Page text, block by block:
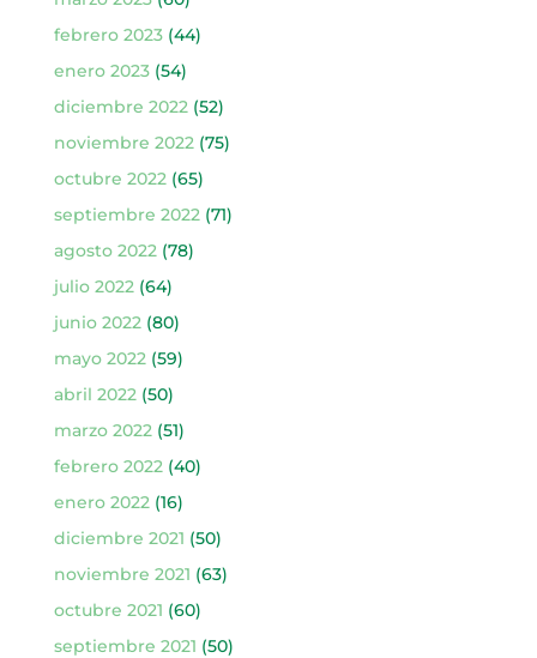
febrero 2023(44)
enero 2023(54)
diciembre 2022(52)
noviembre 2022(75)
octubre 2022(65)
septiembre 2022(71)
agosto 2022(78)
julio 2022(64)
junio 2022(80)
mayo 2022(59)
abril 2022(50)
marzo 2022(51)
febrero 2022(40)
enero 2022(16)
diciembre 2021 (50)
noviembre 2021 (63)
octubre 2021 (60)
septiembre 2021 (50)